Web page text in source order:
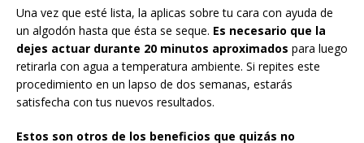
Una vez que esté lista, la aplicas sobre tu cara con ayuda de
un algodón hasta que ésta se seque. Es necesario que la
dejes actuar durante 20 minutos aproximados para luego
retirarla con agua a temperatura ambiente. Si repites este
procedimiento en un lapso de dos semanas, estarás
satisfecha con tus nuevos resultados.
Estos son otros de los beneficios que quizás no